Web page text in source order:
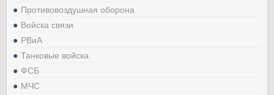
Противовоздушная оборона
Войска связи
РВиА
Танковые войска
ФСБ
МЧС